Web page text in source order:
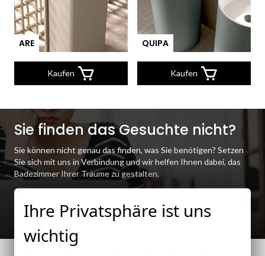
ARE
Kaufen
QUIPA
Kaufen
Sie finden das Gesuchte nicht?
Sie können nicht genau das finden, was Sie benötigen? Setzen
Sie sich mit uns in Verbindung und wir helfen Ihnen dabei, das
Badezimmer Ihrer Träume zu gestalten.
Kontakt
Ihre Privatsphäre ist uns
wichtig